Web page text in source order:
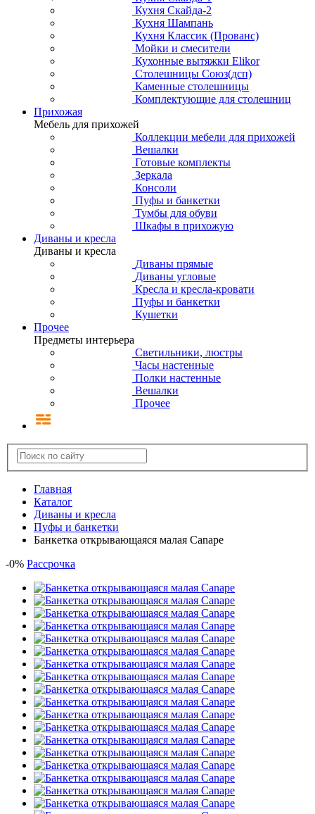
Кухня Скайда-2
Кухня Шампань
Кухня Классик (Прованс)
Мойки и смесители
Кухонные вытяжки Elikor
Столешницы Союз(дсп)
Каменные столешницы
Комплектующие для столешниц
Прихожая
Мебель для прихожей
Коллекции мебели для прихожей
Вешалки
Готовые комплекты
Зеркала
Консоли
Пуфы и банкетки
Тумбы для обуви
Шкафы в прихожую
Диваны и кресла
Диваны и кресла
Диваны прямые
Диваны угловые
Кресла и кресла-кровати
Пуфы и банкетки
Кушетки
Прочее
Предметы интерьера
Светильники, люстры
Часы настенные
Полки настенные
Вешалки
Прочее
Главная
Каталог
Диваны и кресла
Пуфы и банкетки
Банкетка открывающаяся малая Canape
-0% Рассрочка